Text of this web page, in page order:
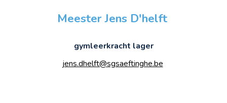
Meester Jens D'helft
gymleerkracht lager
jens.dhelft@sgsaeftinghe.be